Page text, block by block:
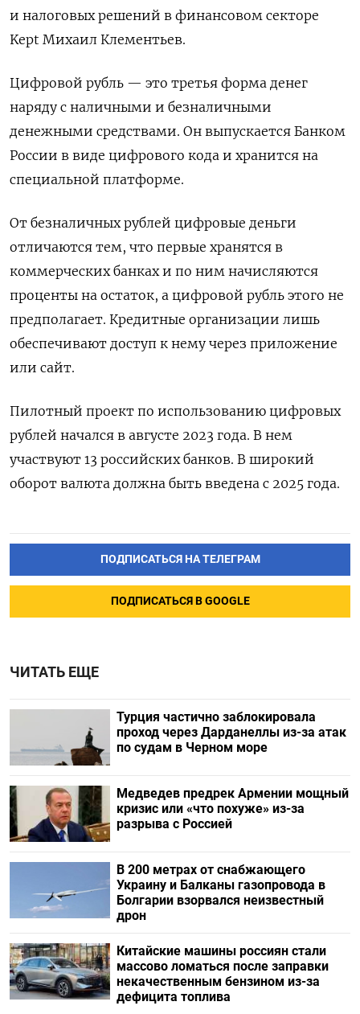
и налоговых решений в финансовом секторе
Kept Михаил Клементьев.
Цифровой рубль — это третья форма денег
наряду с наличными и безналичными
денежными средствами. Он выпускается Банком
России в виде цифрового кода и хранится на
специальной платформе.
От безналичных рублей цифровые деньги
отличаются тем, что первые хранятся в
коммерческих банках и по ним начисляются
проценты на остаток, а цифровой рубль этого не
предполагает. Кредитные организации лишь
обеспечивают доступ к нему через приложение
или сайт.
Пилотный проект по использованию цифровых
рублей начался в августе 2023 года. В нем
участвуют 13 российских банков. В широкий
оборот валюта должна быть введена с 2025 года.
ПОДПИСАТЬСЯ НА ТЕЛЕГРАМ
ПОДПИСАТЬСЯ В GOOGLE
ЧИТАТЬ ЕЩЕ
Турция частично заблокировала
проход через Дарданеллы из-за атак
по судам в Черном море
Медведев предрек Армении мощный
кризис или «что похуже» из-за
разрыва с Россией
В 200 метрах от снабжающего
Украину и Балканы газопровода в
Болгарии взорвался неизвестный
дрон
Китайские машины россиян стали
массово ломаться после заправки
некачественным бензином из-за
дефицита топлива